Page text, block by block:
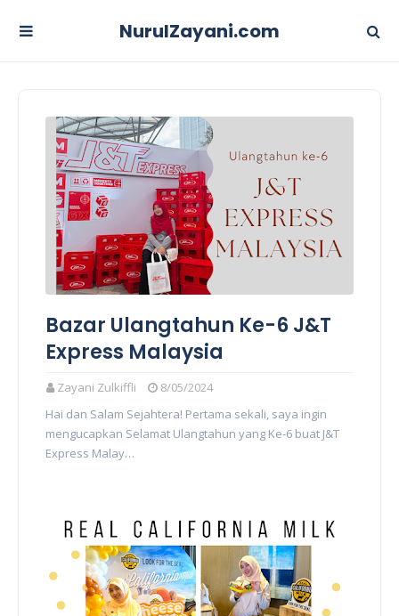
NurulZayani.com
Bazar Ulangtahun Ke-6 J&T
Express Malaysia
Zayani Zulkiffli
8/05/2024
Hai dan Salam Sejahtera! Pertama sekali, saya ingin
mengucapkan Selamat Ulangtahun yang Ke-6 buat J&T
Express Malay…